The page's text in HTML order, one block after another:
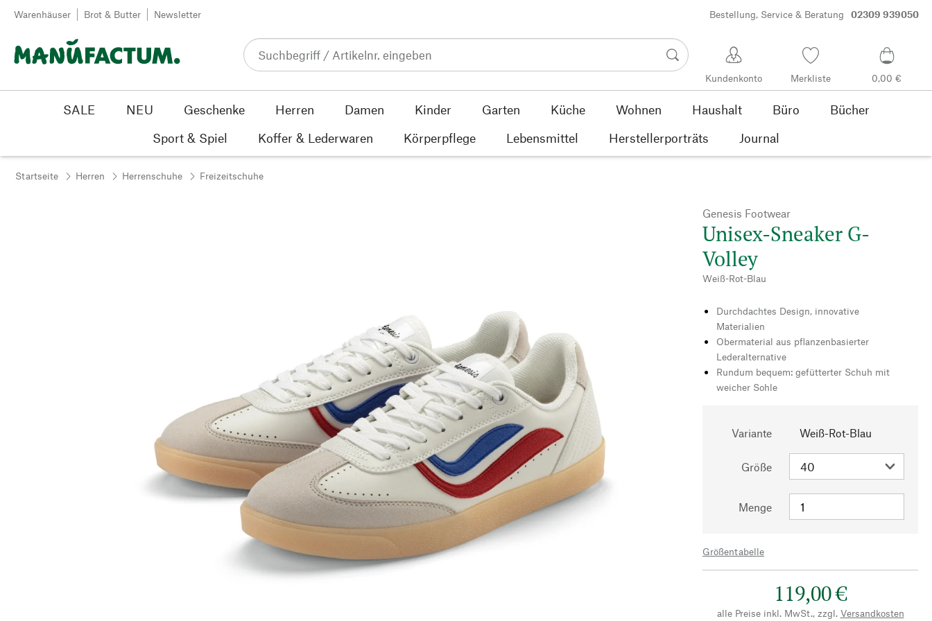
Zum Inhalt springen
Warenhäuser Brot & Butter Newsletter Bestellung, Service & Beratung 02309 939050
Kundenkonto Merkliste 0,00 €
SALE NEU Geschenke Herren Damen Kinder Garten Küche Wohnen Haushalt Büro
Bücher
Sport & Spiel
Koffer & Lederwaren Körperpflege Lebensmittel Herstellerporträts Journal
Startseite Herren Herrenschuhe Freizeitschuhe
Genesis Footwear
Unisex-Sneaker G-
Volley
Weiß-Rot-Blau
Durchdachtes Design, innovative
Materialien
Obermaterial aus pflanzenbasierter
Lederalternative
Rundum bequem: gefütterter Schuh mit
weicher Sohle
Variante Weiß-Rot-Blau
Größe
Menge
Größentabelle
119,00 €
alle Preise inkl. MwSt., zzgl. Versandkosten